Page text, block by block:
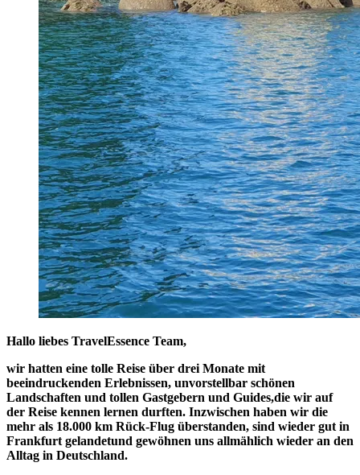
Hallo liebes TravelEssence Team,
wir hatten eine tolle Reise über drei Monate mit
beeindruckenden Erlebnissen, unvorstellbar schönen
Landschaften und tollen Gastgebern und Guides,die wir auf
der Reise kennen lernen durften. Inzwischen haben wir die
mehr als 18.000 km Rück-Flug überstanden, sind wieder gut in
Frankfurt gelandetund gewöhnen uns allmählich wieder an den
Alltag in Deutschland.